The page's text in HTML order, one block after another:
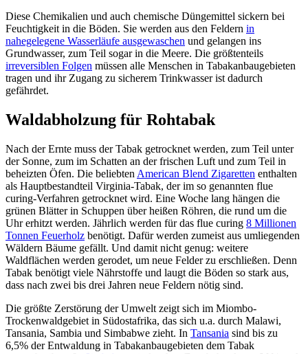
Diese Chemikalien und auch chemische Düngemittel sickern bei
Feuchtigkeit in die Böden. Sie werden aus den Feldern in
nahegelegene Wasserläufe ausgewaschen und gelangen ins
Grundwasser, zum Teil sogar in die Meere. Die größtenteils
irreversiblen Folgen müssen alle Menschen in Tabakanbaugebieten
tragen und ihr Zugang zu sicherem Trinkwasser ist dadurch
gefährdet.
Waldabholzung für Rohtabak
Nach der Ernte muss der Tabak getrocknet werden, zum Teil unter
der Sonne, zum im Schatten an der frischen Luft und zum Teil in
beheizten Öfen. Die beliebten American Blend Zigaretten enthalten
als Hauptbestandteil Virginia-Tabak, der im so genannten flue
curing-Verfahren getrocknet wird. Eine Woche lang hängen die
grünen Blätter in Schuppen über heißen Röhren, die rund um die
Uhr erhitzt werden. Jährlich werden für das flue curing 8 Millionen
Tonnen Feuerholz benötigt. Dafür werden zumeist aus umliegenden
Wäldern Bäume gefällt. Und damit nicht genug: weitere
Waldflächen werden gerodet, um neue Felder zu erschließen. Denn
Tabak benötigt viele Nährstoffe und laugt die Böden so stark aus,
dass nach zwei bis drei Jahren neue Feldern nötig sind.
Die größte Zerstörung der Umwelt zeigt sich im Miombo-
Trockenwaldgebiet in Südostafrika, das sich u.a. durch Malawi,
Tansania, Sambia und Simbabwe zieht. In Tansania sind bis zu
6,5% der Entwaldung in Tabakanbaugebieten dem Tabak